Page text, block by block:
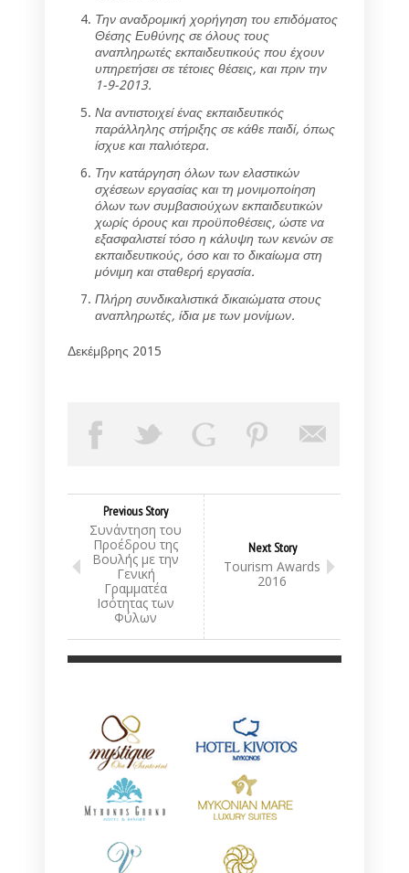
Την αναδρομική χορήγηση του επιδόματος
Θέσης Ευθύνης σε όλους τους
αναπληρωτές εκπαιδευτικούς που έχουν
υπηρετήσει σε τέτοιες θέσεις, και πριν την
1-9-2013.
Να αντιστοιχεί ένας εκπαιδευτικός
παράλληλης στήριξης σε κάθε παιδί, όπως
ίσχυε και παλιότερα.
Την κατάργηση όλων των ελαστικών
σχέσεων εργασίας και τη μονιμοποίηση
όλων των συμβασιούχων εκπαιδευτικών
χωρίς όρους και προϋποθέσεις, ώστε να
εξασφαλιστεί τόσο η κάλυψη των κενών σε
εκπαιδευτικούς, όσο και το δικαίωμα στη
μόνιμη και σταθερή εργασία.
Πλήρη συνδικαλιστικά δικαιώματα στους
αναπληρωτές, ίδια με των μονίμων.
Δεκέμβρης 2015
Previous Story
Συνάντηση του
Προέδρου της
Βουλής με την
Γενική
Γραμματέα
Ισότητας των
Φύλων
Next Story
Tourism Awards
2016